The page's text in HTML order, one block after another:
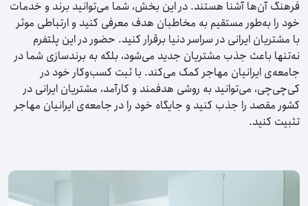
فرهنگ آن‌ها آشنا هستند. در این بخش، شما می‌توانید برند و خدمات
خود را به‌طور مستقیم به مخاطبان هدف معرفی کنید و ارتباطی موثر
با مشتریان ایرانی در سراسر دنیا برقرار کنید. حضور در این پلتفرم
نه‌تنها باعث جذب مشتریان جدید می‌شود، بلکه به برندسازی شما در
جامعه‌ی ایرانیان مهاجر کمک می‌کند. با ثبت کسب‌وکار خود در
کی‌چی‌چی، می‌توانید به روشی هدفمند و کارآمد، مشتریان ایرانی در
کشور مقصد را جذب کنید و جایگاه خود را در جامعه‌ی ایرانیان مهاجر
تثبیت کنید.